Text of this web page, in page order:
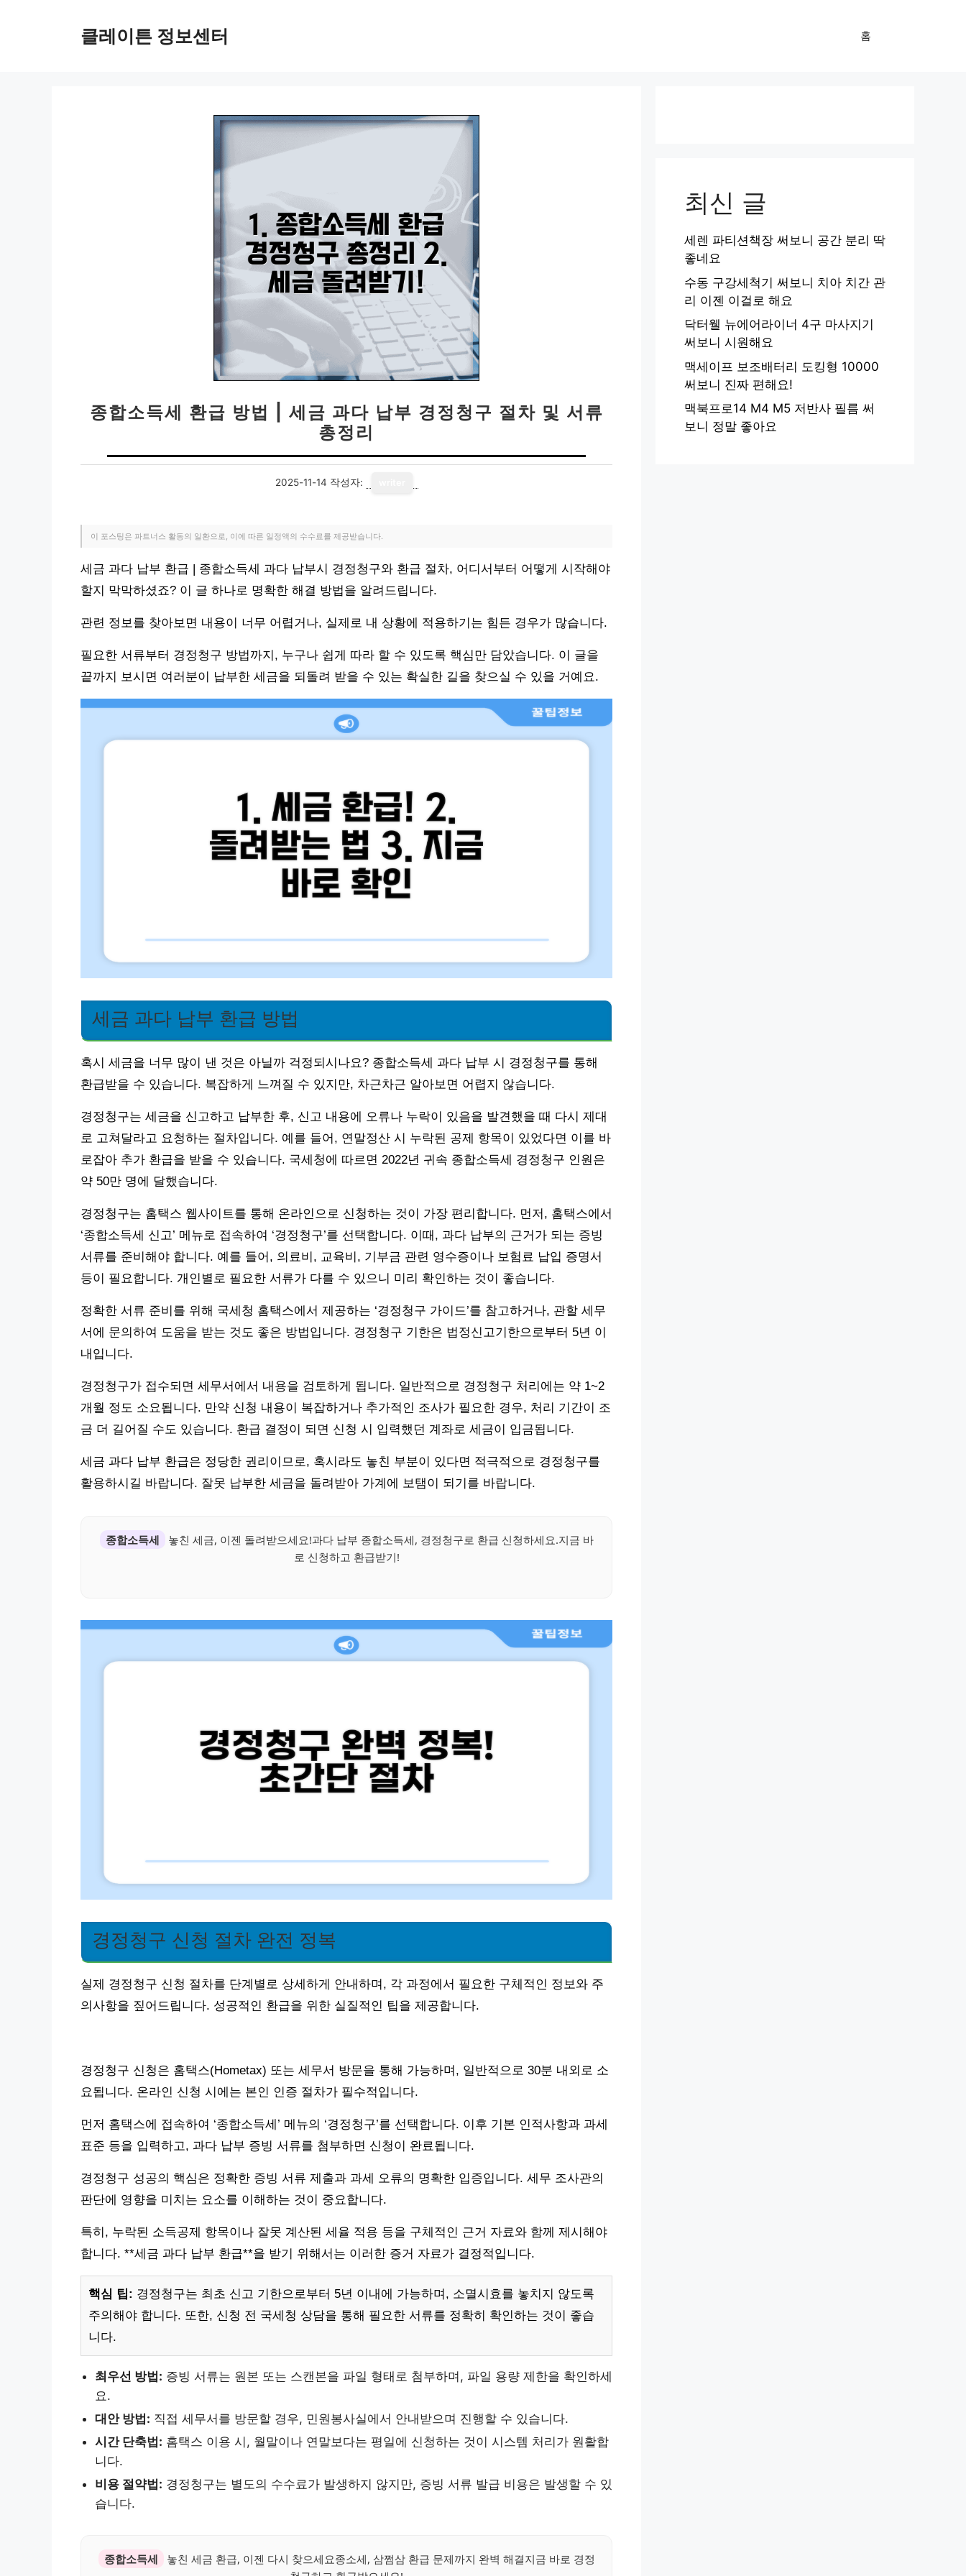
클레이튼 정보센터 홈
종합소득세 환급 방법 | 세금 과다 납부 경정청구 절차 및 서류
총정리
2025-11-14 작성자:
이 포스팅은 파트너스 활동의 일환으로, 이에 따른 일정액의 수수료를 제공받습니다.
세금 과다 납부 환급 | 종합소득세 과다 납부시 경정청구와 환급 절차, 어디서부터 어떻게 시작해야
할지 막막하셨죠? 이 글 하나로 명확한 해결 방법을 알려드립니다.
관련 정보를 찾아보면 내용이 너무 어렵거나, 실제로 내 상황에 적용하기는 힘든 경우가 많습니다.
필요한 서류부터 경정청구 방법까지, 누구나 쉽게 따라 할 수 있도록 핵심만 담았습니다. 이 글을
끝까지 보시면 여러분이 납부한 세금을 되돌려 받을 수 있는 확실한 길을 찾으실 수 있을 거예요.
세금 과다 납부 환급 방법
혹시 세금을 너무 많이 낸 것은 아닐까 걱정되시나요? 종합소득세 과다 납부 시 경정청구를 통해
환급받을 수 있습니다. 복잡하게 느껴질 수 있지만, 차근차근 알아보면 어렵지 않습니다.
경정청구는 세금을 신고하고 납부한 후, 신고 내용에 오류나 누락이 있음을 발견했을 때 다시 제대
로 고쳐달라고 요청하는 절차입니다. 예를 들어, 연말정산 시 누락된 공제 항목이 있었다면 이를 바
로잡아 추가 환급을 받을 수 있습니다. 국세청에 따르면 2022년 귀속 종합소득세 경정청구 인원은
약 50만 명에 달했습니다.
경정청구는 홈택스 웹사이트를 통해 온라인으로 신청하는 것이 가장 편리합니다. 먼저, 홈택스에서
‘종합소득세 신고’ 메뉴로 접속하여 ‘경정청구’를 선택합니다. 이때, 과다 납부의 근거가 되는 증빙
서류를 준비해야 합니다. 예를 들어, 의료비, 교육비, 기부금 관련 영수증이나 보험료 납입 증명서
등이 필요합니다. 개인별로 필요한 서류가 다를 수 있으니 미리 확인하는 것이 좋습니다.
정확한 서류 준비를 위해 국세청 홈택스에서 제공하는 ‘경정청구 가이드’를 참고하거나, 관할 세무
서에 문의하여 도움을 받는 것도 좋은 방법입니다. 경정청구 기한은 법정신고기한으로부터 5년 이
내입니다.
경정청구가 접수되면 세무서에서 내용을 검토하게 됩니다. 일반적으로 경정청구 처리에는 약 1~2
개월 정도 소요됩니다. 만약 신청 내용이 복잡하거나 추가적인 조사가 필요한 경우, 처리 기간이 조
금 더 길어질 수도 있습니다. 환급 결정이 되면 신청 시 입력했던 계좌로 세금이 입금됩니다.
세금 과다 납부 환급은 정당한 권리이므로, 혹시라도 놓친 부분이 있다면 적극적으로 경정청구를
활용하시길 바랍니다. 잘못 납부한 세금을 돌려받아 가계에 보탬이 되기를 바랍니다.
종합소득세
놓친 세금, 이젠 돌려받으세요!과다 납부 종합소득세, 경정청구로 환급 신청하세요.지금 바
로 신청하고 환급받기!
경정청구 신청 절차 완전 정복
실제 경정청구 신청 절차를 단계별로 상세하게 안내하며, 각 과정에서 필요한 구체적인 정보와 주
의사항을 짚어드립니다. 성공적인 환급을 위한 실질적인 팁을 제공합니다.
경정청구 신청은 홈택스(Hometax) 또는 세무서 방문을 통해 가능하며, 일반적으로 30분 내외로 소
요됩니다. 온라인 신청 시에는 본인 인증 절차가 필수적입니다.
먼저 홈택스에 접속하여 ‘종합소득세’ 메뉴의 ‘경정청구’를 선택합니다. 이후 기본 인적사항과 과세
표준 등을 입력하고, 과다 납부 증빙 서류를 첨부하면 신청이 완료됩니다.
경정청구 성공의 핵심은 정확한 증빙 서류 제출과 과세 오류의 명확한 입증입니다. 세무 조사관의
판단에 영향을 미치는 요소를 이해하는 것이 중요합니다.
특히, 누락된 소득공제 항목이나 잘못 계산된 세율 적용 등을 구체적인 근거 자료와 함께 제시해야
합니다. **세금 과다 납부 환급**을 받기 위해서는 이러한 증거 자료가 결정적입니다.
핵심 팁: 경정청구는 최초 신고 기한으로부터 5년 이내에 가능하며, 소멸시효를 놓치지 않도록
주의해야 합니다. 또한, 신청 전 국세청 상담을 통해 필요한 서류를 정확히 확인하는 것이 좋습
니다.
최우선 방법: 증빙 서류는 원본 또는 스캔본을 파일 형태로 첨부하며, 파일 용량 제한을 확인하세
요.
대안 방법: 직접 세무서를 방문할 경우, 민원봉사실에서 안내받으며 진행할 수 있습니다.
시간 단축법: 홈택스 이용 시, 월말이나 연말보다는 평일에 신청하는 것이 시스템 처리가 원활합
니다.
비용 절약법: 경정청구는 별도의 수수료가 발생하지 않지만, 증빙 서류 발급 비용은 발생할 수 있
습니다.
종합소득세
놓친 세금 환급, 이젠 다시 찾으세요종소세, 삼쩜삼 환급 문제까지 완벽 해결지금 바로 경정
최신 글
세렌 파티션책장 써보니 공간 분리 딱
좋네요
수동 구강세척기 써보니 치아 치간 관
리 이젠 이걸로 해요
닥터웰 뉴에어라이너 4구 마사지기
써보니 시원해요
맥세이프 보조배터리 도킹형 10000
써보니 진짜 편해요!
맥북프로14 M4 M5 저반사 필름 써
보니 정말 좋아요